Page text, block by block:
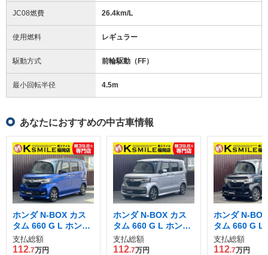
JC08燃費 26.4km/L
使用燃料 レギュラー
駆動方式 前輪駆動（FF）
最小回転半径 4.5m
あなたにおすすめの中古車情報
ホンダ N-BOX カス
タム 660 G L ホンダ
センシング
支払総額
112.7万円
ホンダ N-BOX カス
タム 660 G L ホンダ
センシング
支払総額
112.7万円
ホンダ N-
タム 660 G L
センシング
支払総額
112.7万円